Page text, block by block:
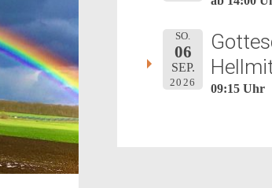
SO.
06
SEP.
2026 09:15 Uhr